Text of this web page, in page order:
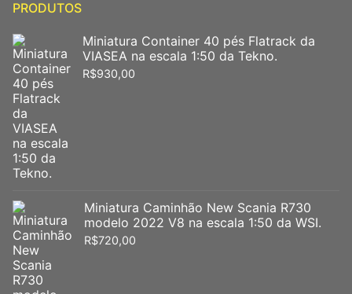
PRODUTOS
Miniatura Container 40 pés Flatrack da
VIASEA na escala 1:50 da Tekno.
R$930,00
Miniatura Caminhão New Scania R730
modelo 2022 V8 na escala 1:50 da WSI.
R$720,00